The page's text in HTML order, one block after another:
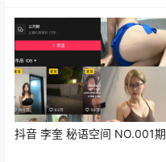
抖音 李奎 秘语空间 NO.001期